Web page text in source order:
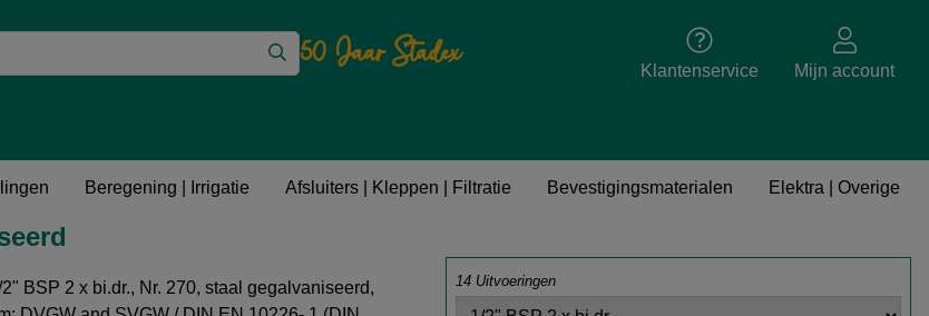
Klantenservice Mijn account
50 Jaar Stadex
Beregening | Irrigatie Afsluiters | Kleppen | Filtratie Bevestigingsmaterialen Elektra | Overige
fittingen
14 Uitvoeringen
BSP 2 x bi.dr., Nr. 270, staal gegalvaniseerd,